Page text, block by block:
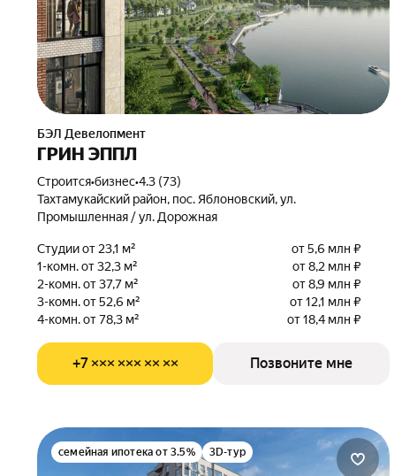
БЭЛ Девелопмент
ГРИН ЭППЛ
Строится•бизнес•4.3 (73)
Тахтамукайский район, пос. Яблоновский, ул.
Промышленная / ул. Дорожная
Студии от 23,1 м²
от 5,6 млн ₽
1-комн. от 32,3 м²
от 8,2 млн ₽
2-комн. от 37,7 м²
от 8,9 млн ₽
3-комн. от 52,6 м²
от 12,1 млн ₽
4-комн. от 78,3 м²
от 18,4 млн ₽
+7 ××× ××× ×× ×× Позвоните мне
семейная ипотека от 3.5% 3D-тур